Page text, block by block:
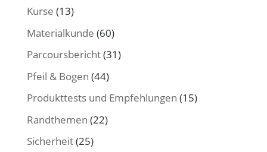
Kurse (13)
Materialkunde (60)
Parcoursbericht(31)
Pfeil & Bogen (44)
Produkttests und Empfehlungen (15)
Randthemen (22)
Sicherheit(25)